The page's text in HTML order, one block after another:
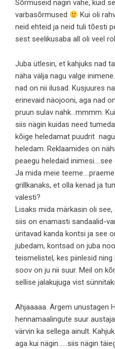
Sõrmuseid nägin vähe, kuid
varbasõrmused
Kui oli
neid ehteid ja neid tuli tõesti
sest seelikusaba all oli veel
Juba ütlesin, et kahjuks nad
näha välja nagu valge
nad on nii ilusad. Kusjuures
erinevaid näojooni, aga nad
pruun sulav nahk…mmmm.
siis nägin kuidas need
kõige heledamat puudrit
heledam. Reklaamides on
peaegu heledaid
Ja mida meie
grillkanaks, et olla kenad ja
valesti?
Lisaks mida märkasin oli
siis on enamasti sandaalid-
üritavad kanda kontsi ja see
jubedam, kontsad on juba
teismelistel, kes piinlesid ning
soov on ju nii suur. Meil on
sellise jalakujuga vist
Ahjaaaaa. Ärgem unustagen
hennamaalingute suur
värvin ka sellega ainult.
aga kui nägin……siis nägin